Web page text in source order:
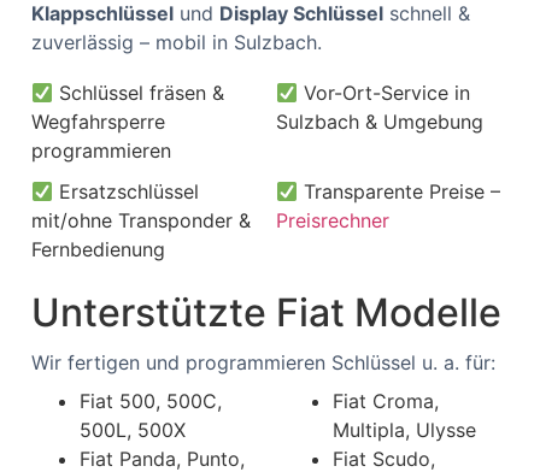
Klappschlüssel und Display Schlüssel schnell &
zuverlässig – mobil in Sulzbach.
Schlüssel fräsen &
Wegfahrsperre
programmieren
Vor-Ort-Service in
Sulzbach & Umgebung
Ersatzschlüssel
mit/ohne Transponder &
Fernbedienung
Transparente Preise –
Preisrechner
Unterstützte Fiat Modelle
Wir fertigen und programmieren Schlüssel u. a. für:
Fiat 500, 500C,
500L, 500X
Fiat Panda, Punto,
Fiat Croma,
Multipla, Ulysse
Fiat Scudo,